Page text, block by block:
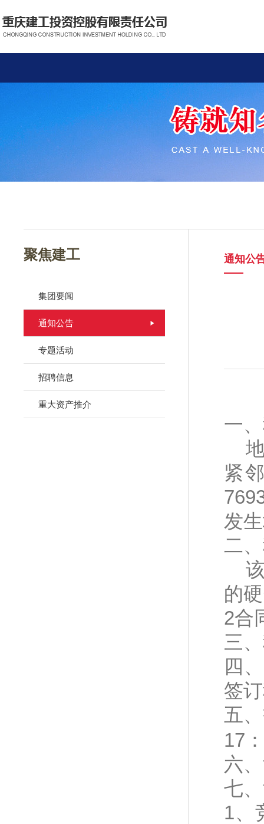
聚焦建工
集团要闻
通知公告
专题活动
招聘信息
重大资产推介
通知公
一
紧
发
二、
的
2合
三、
四、
签
五、
17
六、
七、
1、